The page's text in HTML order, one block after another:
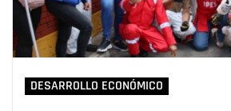
DESARROLLO ECONÓMICO